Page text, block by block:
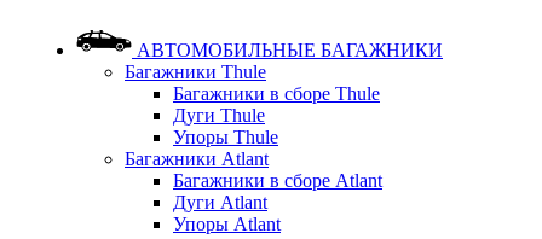
АВТОМОБИЛЬНЫЕ БАГАЖНИКИ
Багажники Thule
Багажники в сборе Thule
Дуги Thule
Упоры Thule
Багажники Atlant
Багажники в сборе Atlant
Дуги Atlant
Упоры Atlant